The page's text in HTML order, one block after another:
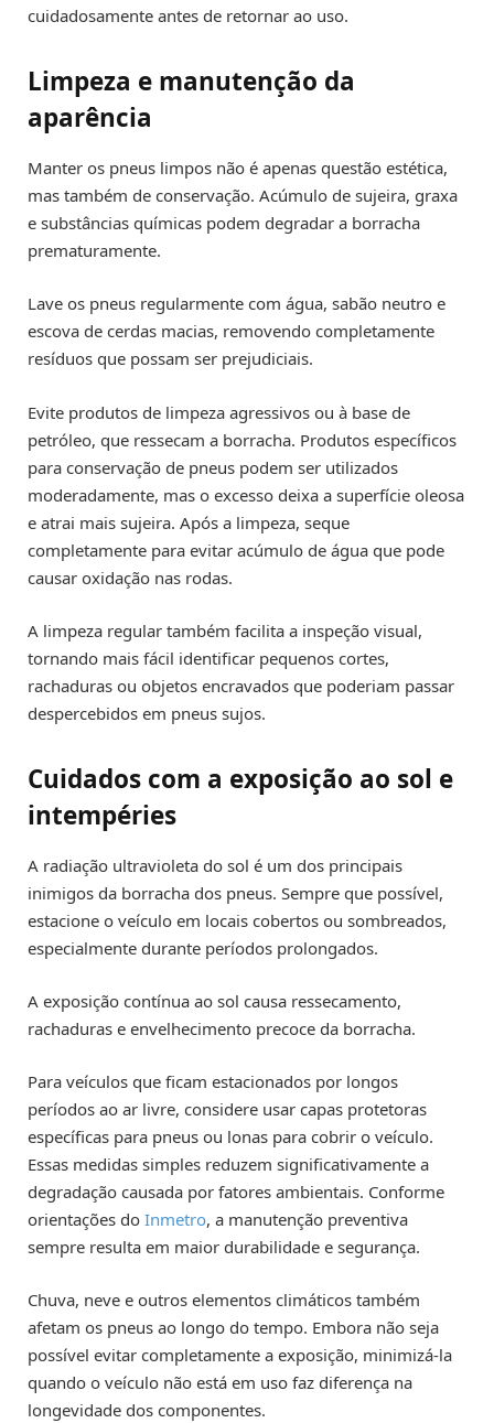
cuidadosamente antes de retornar ao uso.
Limpeza e manutenção da
aparência
Manter os pneus limpos não é apenas questão estética,
mas também de conservação. Acúmulo de sujeira, graxa
e substâncias químicas podem degradar a borracha
prematuramente.
Lave os pneus regularmente com água, sabão neutro e
escova de cerdas macias, removendo completamente
resíduos que possam ser prejudiciais.
Evite produtos de limpeza agressivos ou à base de
petróleo, que ressecam a borracha. Produtos específicos
para conservação de pneus podem ser utilizados
moderadamente, mas o excesso deixa a superfície oleosa
e atrai mais sujeira. Após a limpeza, seque
completamente para evitar acúmulo de água que pode
causar oxidação nas rodas.
A limpeza regular também facilita a inspeção visual,
tornando mais fácil identificar pequenos cortes,
rachaduras ou objetos encravados que poderiam passar
despercebidos em pneus sujos.
Cuidados com a exposição ao sol e
intempéries
A radiação ultravioleta do sol é um dos principais
inimigos da borracha dos pneus. Sempre que possível,
estacione o veículo em locais cobertos ou sombreados,
especialmente durante períodos prolongados.
A exposição contínua ao sol causa ressecamento,
rachaduras e envelhecimento precoce da borracha.
Para veículos que ficam estacionados por longos
períodos ao ar livre, considere usar capas protetoras
específicas para pneus ou lonas para cobrir o veículo.
Essas medidas simples reduzem significativamente a
degradação causada por fatores ambientais. Conforme
orientações do Inmetro, a manutenção preventiva
sempre resulta em maior durabilidade e segurança.
Chuva, neve e outros elementos climáticos também
afetam os pneus ao longo do tempo. Embora não seja
possível evitar completamente a exposição, minimizá-la
quando o veículo não está em uso faz diferença na
longevidade dos componentes.